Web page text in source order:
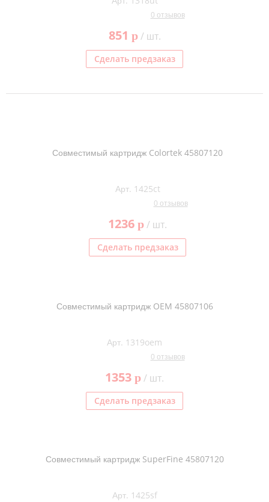
0 отзывов
851 p/ шт.
Сделать предзаказ
Совместимый картридж Colortek 45807120
Арт. 1425ct
0 отзывов
1236 p/ шт.
Сделать предзаказ
Совместимый картридж OEM 45807106
Арт. 1319oem
0 отзывов
1353 p/ шт.
Сделать предзаказ
Совместимый картридж SuperFine 45807120
Арт. 1425sf